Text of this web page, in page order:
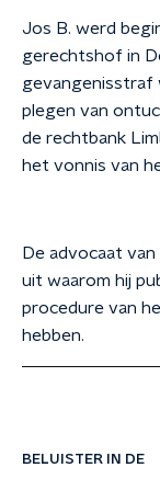
BELUISTER IN DE
Jos B. werd
gerechtshof in
gevangenisstraf
plegen van
de rechtbank
het vonnis van
De advocaat
uit waarom hij
procedure van
hebben.